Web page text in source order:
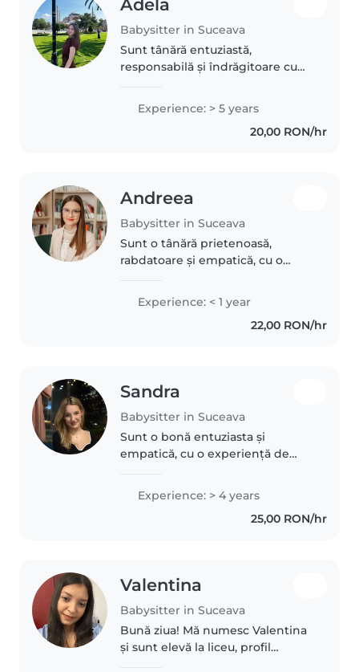
Adela
Babysitter in Suceava
Sunt tânără entuziastă,
responsabilă și îndrăgitoare cu
îngrijirea celor de la cel mai mic
până la școlari. Placerea mea
este să citesc, să desenez..
Experience: > 5 years
20,00 RON/hr
Andreea
Babysitter in Suceava
Sunt o tânără prietenoasă,
rabdatoare și empatică, cu o
Am absolvit Liceul Pedagogic,
unde am dobândit cunoștințe
psihopedagogice și experiență
Experience: < 1 year
22,00 RON/hr
Sandra
Babysitter in Suceava
Sunt o bonă entuziasta și
empatică, cu o experiență de
de toate vârstele, de la bebeluși
până la adolescenți. În prezent
sunt absolventa a liceului...
Experience: > 4 years
25,00 RON/hr
Valentina
Babysitter in Suceava
Bună ziua! Mă numesc Valentina
și sunt elevă la liceu, profil